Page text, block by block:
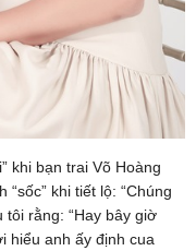
khi bạn trai Võ Hoàng
khi tiết lộ: “Chúng
rằng: “Hay bây giờ
hiểu anh ấy định cua